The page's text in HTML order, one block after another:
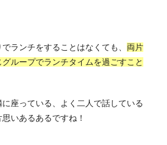
ランチをすることはなくても、 両片
ループでランチタイムを過ごすこと
座っている、よく二人で話している
いあるあるですね！